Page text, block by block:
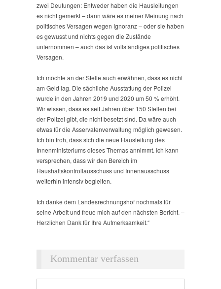
zwei Deutungen: Entweder haben die Hausleitungen
es nicht gemerkt – dann wäre es meiner Meinung nach
politisches Versagen wegen Ignoranz – oder sie haben
es gewusst und nichts gegen die Zustände
unternommen – auch das ist vollständiges politisches
Versagen.
Ich möchte an der Stelle auch erwähnen, dass es nicht
am Geld lag. Die sächliche Ausstattung der Polizei
wurde in den Jahren 2019 und 2020 um 50 % erhöht.
Wir wissen, dass es seit Jahren über 150 Stellen bei
der Polizei gibt, die nicht besetzt sind. Da wäre auch
etwas für die Asservatenverwaltung möglich gewesen.
Ich bin froh, dass sich die neue Hausleitung des
Innenministeriums dieses Themas annimmt. Ich kann
versprechen, dass wir den Bereich im
Haushaltskontrollausschuss und Innenausschuss
weiterhin intensiv begleiten.
Ich danke dem Landesrechnungshof nochmals für
seine Arbeit und freue mich auf den nächsten Bericht. –
Herzlichen Dank für Ihre Aufmerksamkeit.“
Kommentar verfassen